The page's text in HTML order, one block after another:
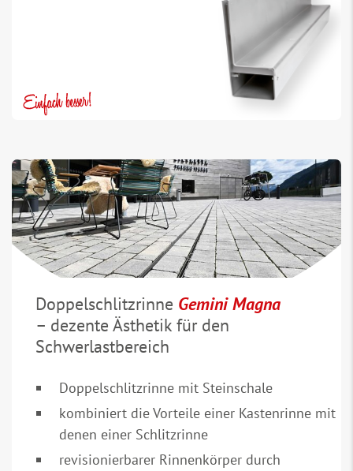
Doppelschlitzrinne Gemini Magna
– dezente Ästhetik für den
Schwerlastbereich
Doppelschlitzrinne mit Steinschale
kombiniert die Vorteile einer Kastenrinne mit
denen einer Schlitzrinne
revisionierbarer Rinnenkörper durch